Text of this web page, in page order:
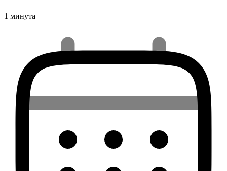
1 минута